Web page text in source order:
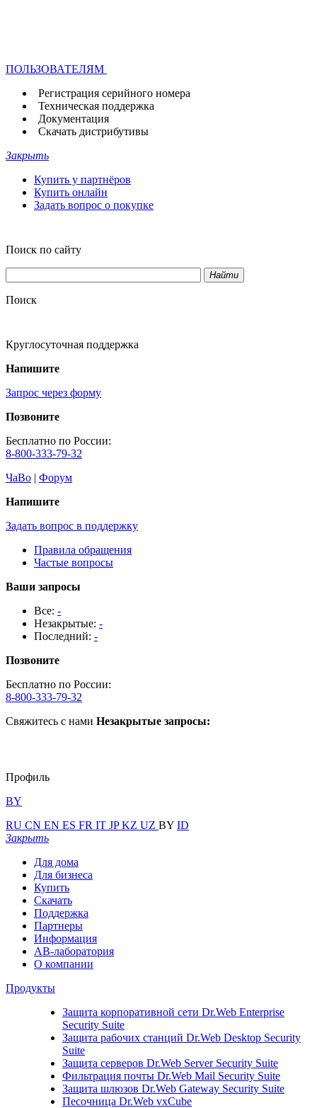
ПОЛЬЗОВАТЕЛЯМ
Регистрация серийного номера
Техническая поддержка
Документация
Скачать дистрибутивы
Закрыть
Купить у партнёров
Купить онлайн
Задать вопрос о покупке
Поиск по сайту
Найти
Поиск
Круглосуточная поддержка
Напишите
Запрос через форму
Позвоните
Бесплатно по России:
8-800-333-79-32
ЧаВо | Форум
Напишите
Задать вопрос в поддержку
Правила обращения
Частые вопросы
Ваши запросы
Все: -
Незакрытые: -
Последний: -
Позвоните
Бесплатно по России:
8-800-333-79-32
Свяжитесь с нами Незакрытые запросы:
Профиль
BY
RU CN EN ES FR IT JPKZ UZ BY ID
Закрыть
Для дома
Для бизнеса
Купить
Скачать
Поддержка
Партнеры
Информация
АВ-лаборатория
О компании
Продукты
Защита корпоративной сети Dr.Web Enterprise
Security Suite
Защита рабочих станций Dr.Web Desktop Security
Suite
Защита серверов Dr.Web Server Security Suite
Фильтрация почты Dr.Web Mail Security Suite
Защита шлюзов Dr.Web Gateway Security Suite
Песочница Dr.Web vxCube